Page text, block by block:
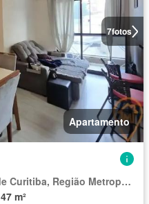
7fotos
Apartamento
Região Geográfica Imediata de Curitiba, Região Metropolitana de Curitiba
47 m²